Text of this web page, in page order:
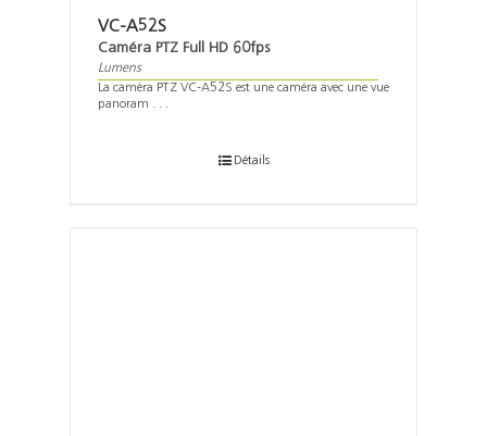
VC-A52S
Caméra PTZ Full HD 60fps
Lumens
La caméra PTZ VC-A52S est une caméra avec une vue
panoram . . .
Détails